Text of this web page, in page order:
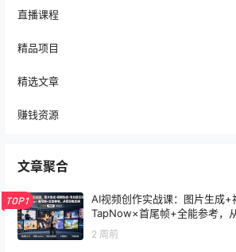
直播课程
精品项目
精选文章
赚钱资源
文章聚合
TOP1
AI视频创作实战课：图片生成
TapNow×首尾帧+全能参考，
2 周前